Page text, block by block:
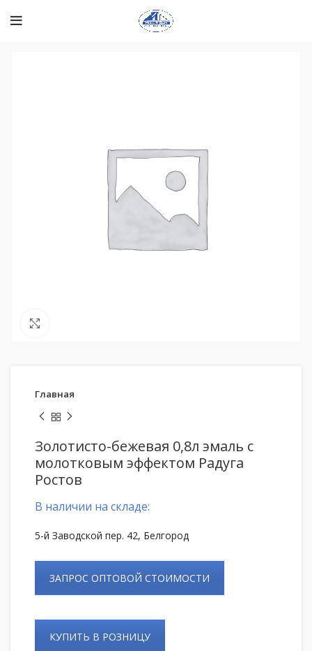
Главная
Золотисто-бежевая 0,8л эмаль с
молотковым эффектом Радуга
Ростов
В наличии на складе:
5-й Заводской пер. 42, Белгород
ЗАПРОС ОПТОВОЙ СТОИМОСТИ
КУПИТЬ В РОЗНИЦУ